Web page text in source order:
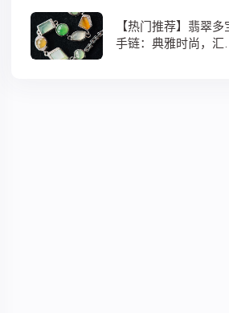
意
【热门推荐】翡翠多
手链：典雅时尚，汇